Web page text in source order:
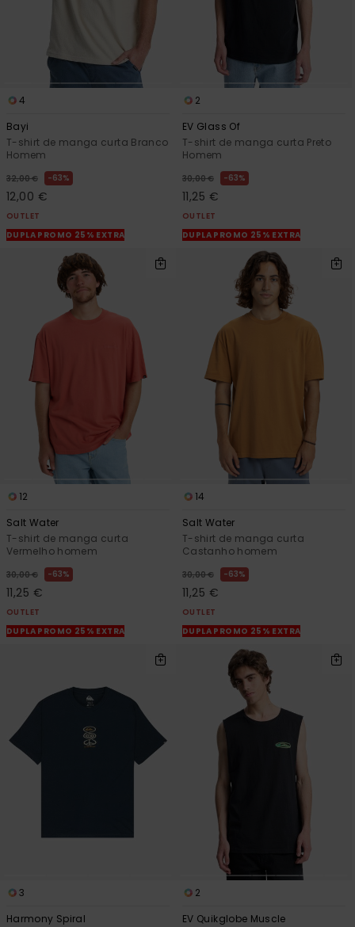
4
Bayi
T-shirt de manga curta Branco
Homem
32,00 € 63%
12,00 €
OUTLET
DUPLA PROMO 25% EXTRA
2
EV Glass Of
T-shirt de manga curta Preto
Homem
30,00 € 63%
11,25 €
OUTLET
DUPLA PROMO 25% EXTRA
12
Salt Water
T-shirt de manga curta
Vermelho homem
30,00 € 63%
11,25 €
OUTLET
DUPLA PROMO 25% EXTRA
14
Salt Water
T-shirt de manga curta
Castanho homem
30,00 € 63%
11,25 €
OUTLET
DUPLA PROMO 25% EXTRA
3
Harmony Spiral
2
EV Quikglobe Muscle